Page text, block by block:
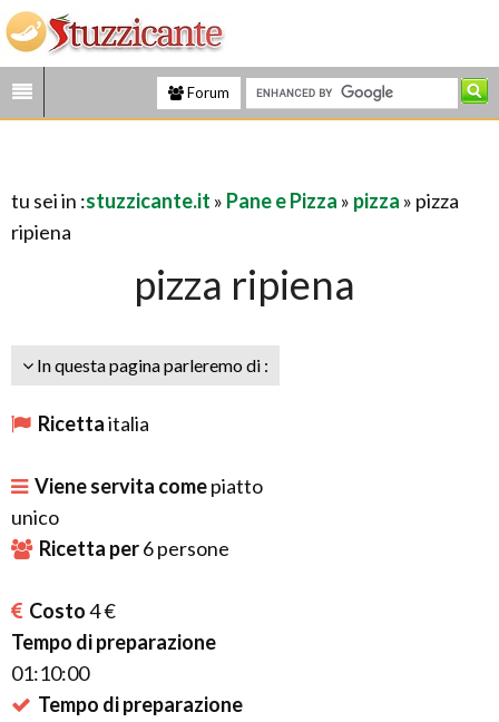
Forum
tu sei in :stuzzicante.it » Pane e Pizza » pizza » pizza
ripiena
pizza ripiena
In questa pagina parleremo di :
Ricettaitalia
Viene servita comepiatto
unico
Ricetta per6persone
Costo4 €
Tempo di preparazione
01:10:00
Tempo di preparazione